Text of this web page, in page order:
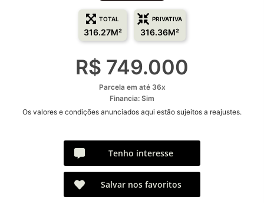
TOTAL
316.27M²
PRIVATIVA
316.36M²
R$ 749.000
Parcela em até 36x
Financia: Sim
Os valores e condições anunciados aqui estão sujeitos a reajustes.
Tenho interesse
Salvar nos favoritos